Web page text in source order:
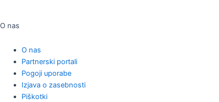
O nas
O nas
Partnerski portali
Pogoji uporabe
Izjava o zasebnosti
Piškotki